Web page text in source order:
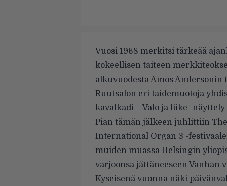
Vuosi 1968 merkitsi tärkeää
kokeellisen taiteen
alkuvuodesta Amos
Ruutsalon eri taidemuotoja
kavalkadi – Valo ja liike -
Pian tämän jälkeen juhlittiin
International Organ 3 -
muiden muassa Helsingin
varjoonsa jättäneeseen
Kyseisenä vuonna näki